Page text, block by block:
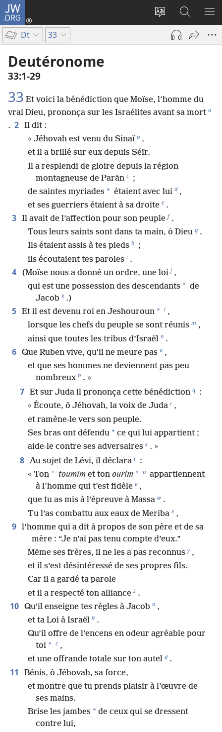
JW.ORG
Changer
langue
Se
connecter
sur
JW.ORG
Dt 33
Deutéronome
33​:​1-29
33 Et voici la bénédiction que Moïse, l’homme du
vrai Dieu, prononça sur les Israélites avant sa mort a
. 2 Il dit :
« Jéhovah est venu du Sinaï b ,
et il a brillé sur eux depuis Séïr.
Il a resplendi de gloire depuis la région
montagneuse de Parân c ;
de saintes myriades * étaient avec lui d ,
et ses guerriers étaient à sa droite e .
3 Il avait de l’affection pour son peuple f .
Tous leurs saints sont dans ta main, ô Dieu g .
Ils étaient assis à tes pieds h ;
ils écoutaient tes paroles i .
4 (Moïse nous a donné un ordre, une loi j ,
qui est une possession des descendants * de
Jacob k .)
5 Et il est devenu roi en Jeshouroun * l ,
lorsque les chefs du peuple se sont réunis m ,
ainsi que toutes les tribus d’Israël n .
6 Que Ruben vive, qu’il ne meure pas o ,
et que ses hommes ne deviennent pas peu
nombreux p . »
7 Et sur Juda il prononça cette bénédiction q :
« Écoute, ô Jéhovah, la voix de Juda r ,
et ramène-le vers son peuple.
Ses bras ont défendu * ce qui lui appartient ;
aide-le contre ses adversaires s . »
8 Au sujet de Lévi, il déclara t :
« Ton * toumim et ton ourim * u appartiennent
à l’homme qui t’est fidèle v ,
que tu as mis à l’épreuve à Massa w .
Tu l’as combattu aux eaux de Meriba x ,
9 l’homme qui a dit à propos de son père et de sa
mère : “Je n’ai pas tenu compte d’eux.”
Même ses frères, il ne les a pas reconnus y ,
et il s’est désintéressé de ses propres fils.
Car il a gardé ta parole
et il a respecté ton alliance z .
10 Qu’il enseigne tes règles à Jacob a ,
et ta Loi à Israël b .
Qu’il offre de l’encens en odeur agréable pour
toi * c ,
et une offrande totale sur ton autel d .
11
Bénis, ô Jéhovah, sa force,
et montre que tu prends plaisir à l’œuvre de
ses mains.
Brise les jambes * de ceux qui se dressent
contre lui,